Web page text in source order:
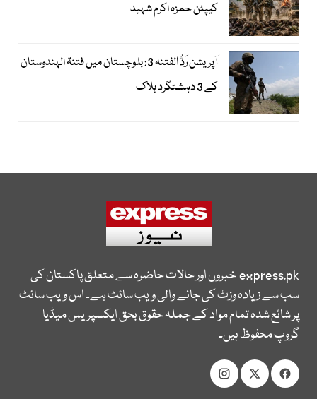
کیپٹن حمزہ اکرم شہید
آپریشن رَدُّ الفتنہ 3: بلوچستان میں فتنۃ الہندوستان
کے 3 دہشتگرد ہلاک
express.pkخبروں اور حالات حاضرہ سے متعلق پاکستان کی
سب سے زیادہ وزٹ کی جانے والی ویب سائٹ ہے۔ اس ویب سائٹ
پر شائع شدہ تمام مواد کے جملہ حقوق بحق ایکسپریس میڈیا
گروپ محفوظ ہیں۔